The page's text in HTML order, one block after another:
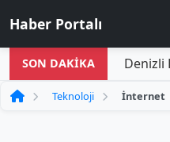
Haber Portalı
SON DAKİKA Denizli
Teknoloji İnternet